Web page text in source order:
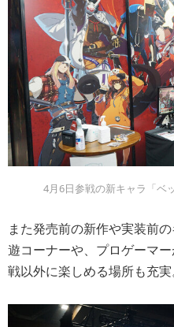
4月6日参戦の新キャラ「ベ
また発売前の新作や実装前
遊コーナーや、プロゲーマ
戦以外に楽しめる場所も充実